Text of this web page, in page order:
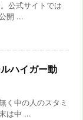
公式サイトでは
開 ...
ハイガー動
く中の人のスタミ
は中 ...